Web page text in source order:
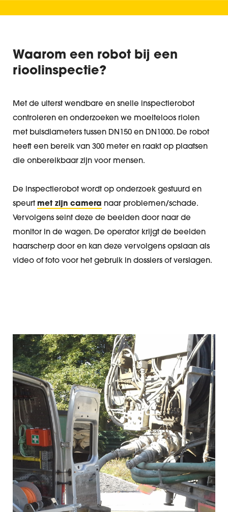
Waarom een robot bij een
rioolinspectie?
Met de uiterst wendbare en snelle inspectierobot
controleren en onderzoeken we moeiteloos riolen
met buisdiameters tussen DN150 en DN1000. De robot
heeft een bereik van 300 meter en raakt op plaatsen
die onbereikbaar zijn voor mensen.
De inspectierobot wordt op onderzoek gestuurd en
speurt met zijn camera naar problemen/schade.
Vervolgens seint deze de beelden door naar de
monitor in de wagen. De operator krijgt de beelden
haarscherp door en kan deze vervolgens opslaan als
video of foto voor het gebruik in dossiers of verslagen.